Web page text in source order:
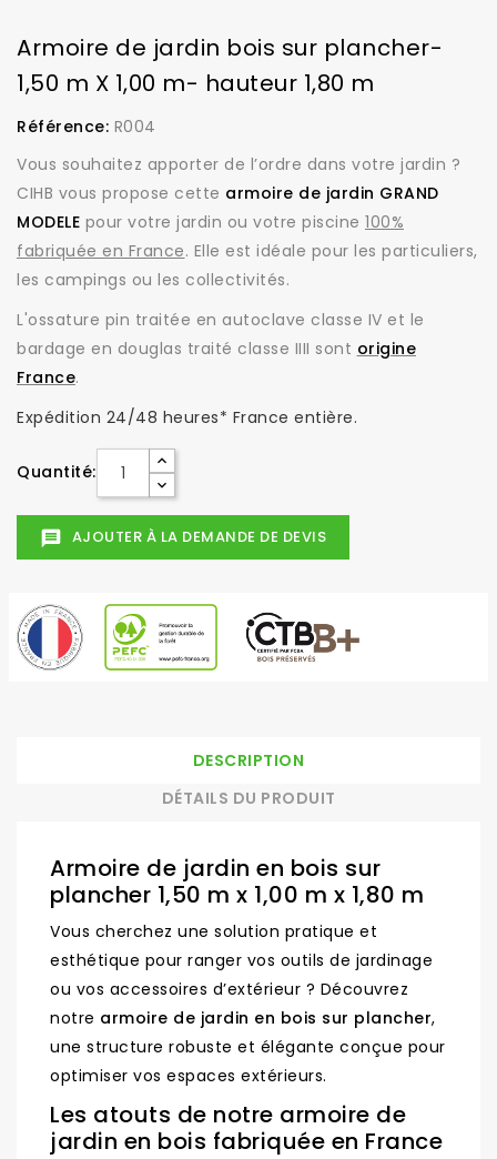
Armoire de jardin bois sur plancher-
1,50 m X 1,00 m- hauteur 1,80 m
Référence: R004
Vous souhaitez apporter de l’ordre dans votre jardin ?
CIHB vous propose cette armoire de jardin GRAND
MODELE pour votre jardin ou votre piscine 100%
fabriquée en France. Elle est idéale pour les particuliers,
les campings ou les collectivités.
L'ossature pin traitée en autoclave classe IV et le
bardage en douglas traité classe IIII sont origine
France.
Expédition 24/48 heures* France entière.
Quantité:
message AJOUTER À LA DEMANDE DE DEVIS
DESCRIPTION
DÉTAILS DU PRODUIT
Armoire de jardin en bois sur
plancher 1,50 m x 1,00 m x 1,80 m
Vous cherchez une solution pratique et
esthétique pour ranger vos outils de jardinage
ou vos accessoires d’extérieur ? Découvrez
notre armoire de jardin en bois sur plancher,
une structure robuste et élégante conçue pour
optimiser vos espaces extérieurs.
Les atouts de notre armoire de
jardin en bois fabriquée en France